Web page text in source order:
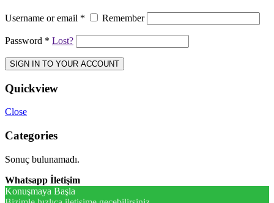
Username or email * Remember
Password * Lost?
SIGN IN TO YOUR ACCOUNT
Quickview
Close
Categories
Sonuç bulunamadı.
Whatsapp İletişim
Konuşmaya Başla